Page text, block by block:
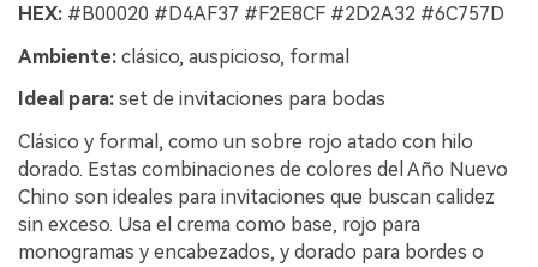
HEX: #B00020 #D4AF37 #F2E8CF #2D2A32 #6C757D
Ambiente: clásico, auspicioso, formal
Ideal para: set de invitaciones para bodas
Clásico y formal, como un sobre rojo atado con hilo
dorado. Estas combinaciones de colores del Año Nuevo
Chino son ideales para invitaciones que buscan calidez
sin exceso. Usa el crema como base, rojo para
monogramas y encabezados, y dorado para bordes o